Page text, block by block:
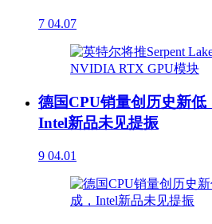
7 04.07
德国CPU销量创历史新低
Intel新品未见提振
9 04.01